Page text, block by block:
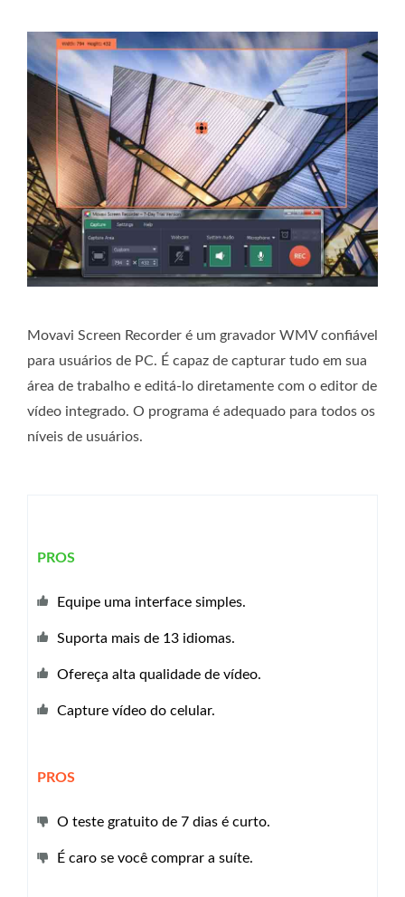
Movavi Screen Recorder é um gravador WMV confiável
para usuários de PC. É capaz de capturar tudo em sua
área de trabalho e editá-lo diretamente com o editor de
vídeo integrado. O programa é adequado para todos os
níveis de usuários.
PROS
Equipe uma interface simples.
Suporta mais de 13 idiomas.
Ofereça alta qualidade de vídeo.
Capture vídeo do celular.
PROS
O teste gratuito de 7 dias é curto.
É caro se você comprar a suíte.